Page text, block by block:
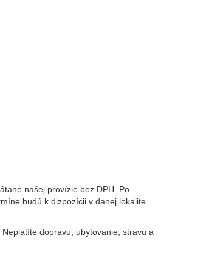
našej provízie bez DPH. Po
budú k dizpozícii v danej lokalite
dopravu, ubytovanie, stravu a